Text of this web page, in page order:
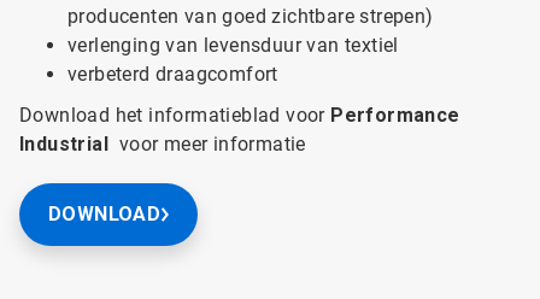
producenten van goed zichtbare strepen)
verlenging van levensduur van textiel
verbeterd draagcomfort
Download het informatieblad voor Performance
Industrial voor meer informatie
DOWNLOAD